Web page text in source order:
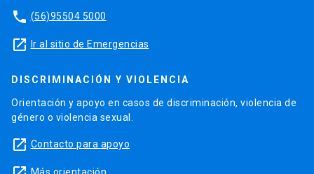
phone (56)95504 5000
launch Ir al sitio de Emergencias
DISCRIMINACIÓN Y VIOLENCIA
Orientación y apoyo en casos de discriminación, violencia de
género o violencia sexual.
launch Contacto para apoyo